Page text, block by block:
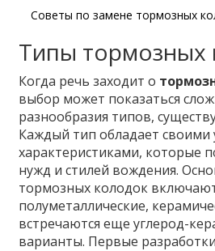
Советы по замене тормозных
Типы тормозных
Когда речь заходит о
выбор может показаться
разнообразия типов,
Каждый тип обладает
характеристиками, которые
нужд и стилей вождения.
тормозных колодок
полуметаллические,
встречаются еще углерод-
варианты. Первые